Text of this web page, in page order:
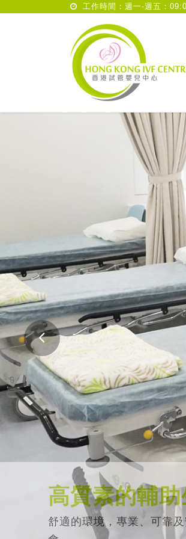
工作時間：週一-週五：
高質素的輔
舒適的環境，專業、可靠
會。